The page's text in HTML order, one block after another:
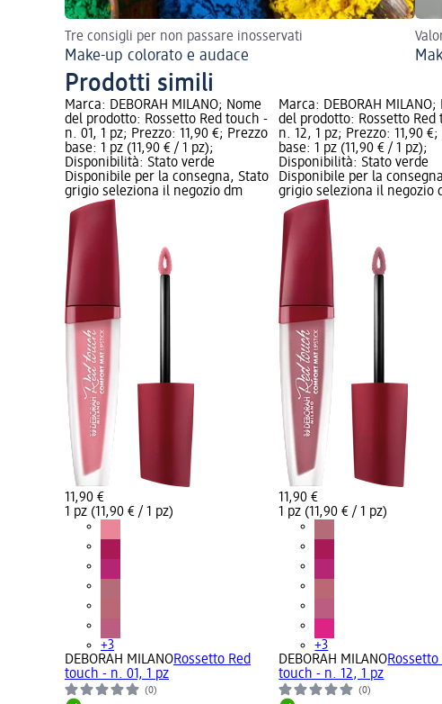
Tre consigli per non passare inosservati
Make-up colorato e audace
Prodotti simili
Marca: DEBORAH MILANO; Nome
del prodotto: Rossetto Red touch -
n. 01, 1 pz; Prezzo: 11,90 €; Prezzo
base: 1 pz (11,90 € / 1 pz);
Disponibilità: Stato verde
Disponibile per la consegna, Stato
grigio seleziona il negozio dm
11,90 €
1 pz (11,90 € / 1 pz)
+3
DEBORAH MILANORossetto Red
touch - n. 01, 1 pz
(0)
Marca: DEBORAH MILANO;
del prodotto: Rossetto Red
n. 12, 1 pz; Prezzo: 11,90
base: 1 pz (11,90 € / 1 pz);
Disponibilità: Stato verde
Disponibile per la
grigio seleziona il negozio
11,90 €
1 pz (11,90 € / 1 pz)
+3
DEBORAH MILANORossetto
touch - n. 12, 1 pz
(0)